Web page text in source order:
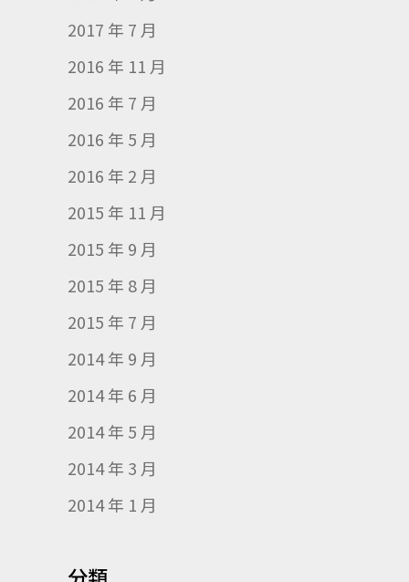
2017 年 7 月
2016 年 11 月
2016 年 7 月
2016 年 5 月
2016 年 2 月
2015 年 11 月
2015 年 9 月
2015 年 8 月
2015 年 7 月
2014 年 9 月
2014 年 6 月
2014 年 5 月
2014 年 3 月
2014 年 1 月